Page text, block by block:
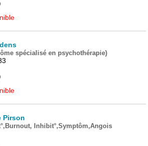
spécialisé en psychothérapie)
Pirson
Inhibit°,Symptôm,Angois